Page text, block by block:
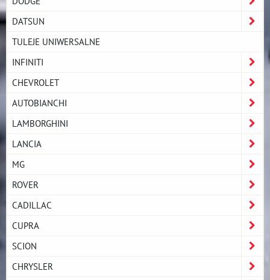
DATSUN
TULEJE UNIWERSALNE
INFINITI
CHEVROLET
AUTOBIANCHI
LAMBORGHINI
LANCIA
MG
ROVER
CADILLAC
CUPRA
SCION
CHRYSLER